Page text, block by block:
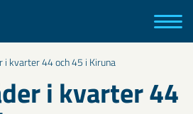
i kvarter 44 och 45 i Kiruna
i kvarter 44